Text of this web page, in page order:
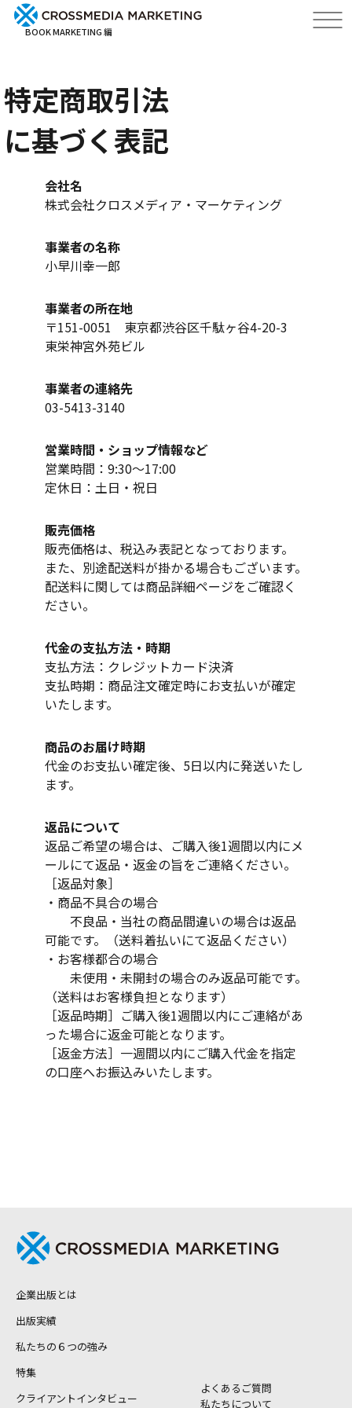
BOOK MARKETING 編
特定商取引法
に基づく表記
会社名
株式会社クロスメディア・マーケティング
事業者の名称
小早川幸一郎
事業者の所在地
〒151-0051 東京都渋谷区千駄ヶ谷4-20-3
東栄神宮外苑ビル
事業者の連絡先
03-5413-3140
営業時間・ショップ情報など
営業時間：9:30～17:00
定休日：土日・祝日
販売価格
販売価格は、税込み表記となっております。
また、別途配送料が掛かる場合もございます。
配送料に関しては商品詳細ページをご確認く
ださい。
代金の支払方法・時期
支払方法：クレジットカード決済
支払時期：商品注文確定時にお支払いが確定
いたします。
商品のお届け時期
代金のお支払い確定後、5日以内に発送いたし
ます。
返品について
返品ご希望の場合は、ご購入後1週間以内にメ
ールにて返品・返金の旨をご連絡ください。
［返品対象］
・商品不具合の場合
不良品・当社の商品間違いの場合は返品
可能です。（送料着払いにて返品ください）
・お客様都合の場合
未使用・未開封の場合のみ返品可能です。
（送料はお客様負担となります）
［返品時期］ご購入後1週間以内にご連絡があ
った場合に返金可能となります。
［返金方法］一週間以内にご購入代金を指定
の口座へお振込みいたします。
企業出版とは
出版実績
私たちの６つの強み
特集
クライアントインタビュー
よくあるご質問
私たちについて